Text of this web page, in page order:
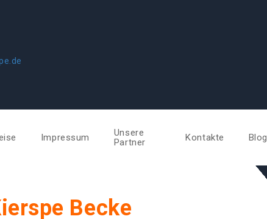
Impressum
Unsere
Partner
Kontakte Blog
Becke